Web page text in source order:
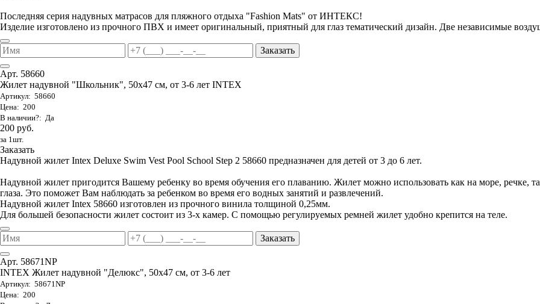
Последняя серия надувных матрасов для пляжного отдыха "Fashion Mats" от ИНТЕКС!
Изделие изготовлено из прочного ПВХ и имеет оригинальный, приятный для глаз тематический дизайн. Две независимые
Заказать
Арт. 58660
Жилет надувной "Школьник", 50х47 см, от 3-6 лет INTEX
Артикул: 58660
Цена: 200
В наличии?: Да
200 руб.
за 1шт.
Заказать
Надувной жилет Intex Deluxe Swim Vest Pool School Step 2 58660 предназначен для детей от 3 до 6 лет.
Надувной жилет пригодится Вашему ребенку во время обучения его плаванию. Жилет можно использовать как на море, речке,
глаза. Это поможет Вам наблюдать за ребенком во время его водных занятий и развлечений.
Надувной жилет Intex 58660 изготовлен из прочного винила толщиной 0,25мм.
Для большей безопасности жилет состоит из 3-х камер. С помощью регулируемых ремней жилет удобно крепится на теле.
Заказать
Арт. 58671NP
INTEX Жилет надувной "Делюкс", 50х47 см, от 3-6 лет
Артикул: 58671NP
Цена: 200